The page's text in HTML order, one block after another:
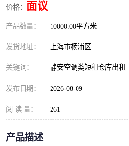
价格： 面议
产品数量： 10000.00平方米
发货地址： 上海市杨浦区
关键词： 静安空调类短租仓库出租
发布日期： 2026-08-09
阅 读 量： 261
产品描述